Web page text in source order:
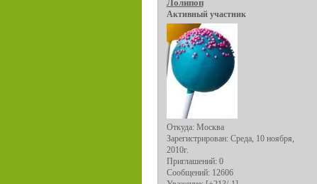
Лолипоп
Активный участник
Откуда: Москва
Зарегистрирован: Среда, 10 ноября,
2010г.
Приглашений: 0
Сообщений: 12606